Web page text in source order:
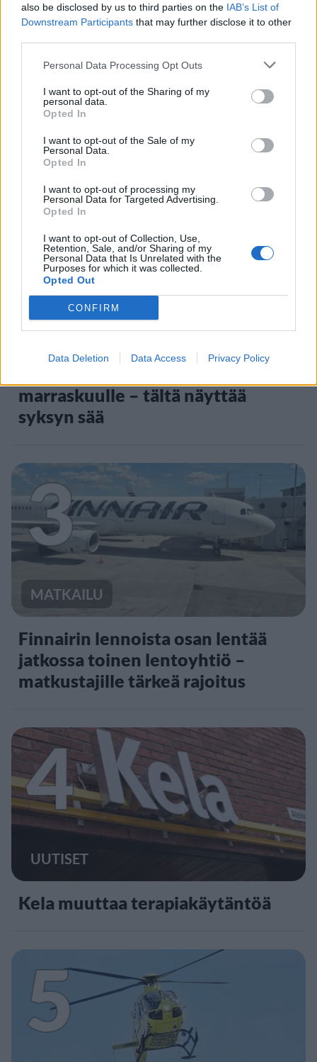
also be disclosed by us to third parties on the IAB’s List of
Downstream Participants that may further disclose it to other
Personal Data Processing Opt Outs
I want to opt-out of the Sharing of my
personal data.
Opted In
I want to opt-out of the Sale of my
Personal Data.
Opted In
I want to opt-out of processing my
Personal Data for Targeted Advertising.
Opted In
I want to opt-out of Collection, Use,
Retention, Sale, and/or Sharing of my
Personal Data that Is Unrelated with the
Purposes for which it was collected.
Opted Out
CONFIRM
Data Deletion Data Access Privacy Policy
UUTISET
Leskeneläke ei kuulu kaikille –
ikärajasta
2
VIIHDEUUTISET
marraskuulle – tältä näyttää
syksyn sää
3
MATKAILU
Finnairin lennoista osan lentää
jatkossa toinen lentoyhtiö –
matkustajille tärkeä rajoitus
4
UUTISET
Kela muuttaa terapiakäytäntöä
5